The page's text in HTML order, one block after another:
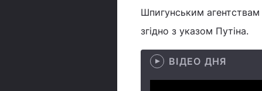
Шпигунським
згідно з указом Путіна.
ВІДЕО ДНЯ